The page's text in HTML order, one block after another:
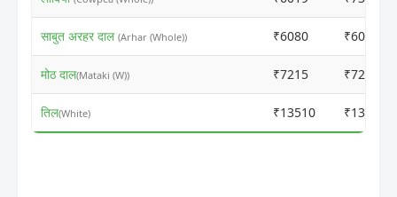
साबुत अरहर दाल (Arhar (Whole)) ₹6080 ₹6090
मोठ दाल(Mataki (W)) ₹7215 ₹7225
तिल(White) ₹13510 ₹13520